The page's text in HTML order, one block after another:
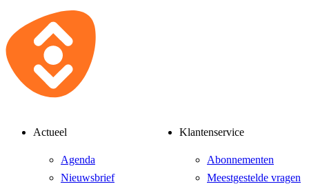
Actueel
Agenda
Nieuwsbrief
Klantenservice
Abonnementen
Meestgestelde vragen